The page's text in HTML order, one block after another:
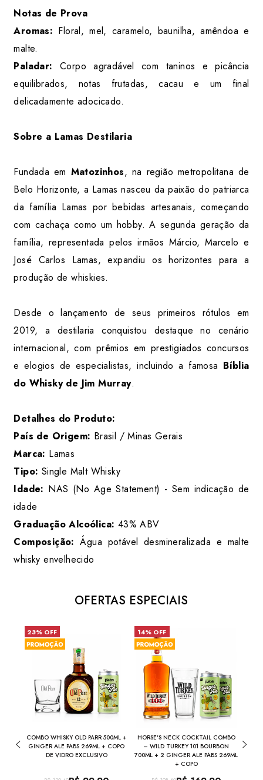
Notas de Prova
Aromas: Floral, mel, caramelo, baunilha, amêndoa e
malte.
Paladar: Corpo agradável com taninos e picância
equilibrados, notas frutadas, cacau e um final
delicadamente adocicado.
Sobre a Lamas Destilaria
Fundada em Matozinhos, na região metropolitana de
Belo Horizonte, a Lamas nasceu da paixão do patriarca
da família Lamas por bebidas artesanais, começando
com cachaça como um hobby. A segunda geração da
família, representada pelos irmãos Márcio, Marcelo e
José Carlos Lamas, expandiu os horizontes para a
produção de whiskies.
Desde o lançamento de seus primeiros rótulos em
2019, a destilaria conquistou destaque no cenário
internacional, com prêmios em prestigiados concursos
e elogios de especialistas, incluindo a famosa Bíblia
do Whisky de Jim Murray.
Detalhes do Produto:
País de Origem: Brasil / Minas Gerais
Marca: Lamas
Tipo: Single Malt Whisky
Idade: NAS (No Age Statement) - Sem indicação de
idade
Graduação Alcoólica: 43% ABV
Composição: Água potável desmineralizada e malte
whisky envelhecido
OFERTAS ESPECIAIS
23% OFF
COMBO WHISKY OLD PARR 500ML +
GINGER ALE PABS 269ML + COPO
DE VIDRO EXCLUSIVO
14% OFF
HORSE'S NECK COCKTAIL COMBO
– WILD TURKEY 101 BOURBON
700ML + 2 GINGER ALE PABS 269ML
+ COPO